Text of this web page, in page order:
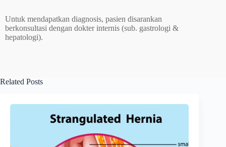
Untuk mendapatkan diagnosis, pasien disarankan
berkonsultasi dengan dokter internis (sub. gastrologi &
hepatologi).
Related Posts